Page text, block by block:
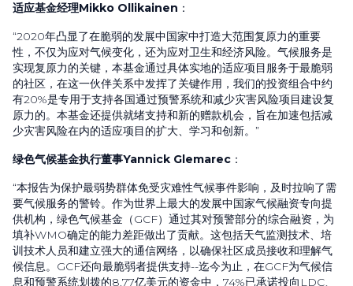
适应基金经理Mikko Ollikainen ：
“2020年凸显了在脆弱的发展中国家中打造大范围复原力的重要
性，不仅为应对气候变化，还为应对卫生和经济风险。气候服务是
实现复原力的关键，本基金通过具体实地的适应项目服务于最脆弱
的社区，在这一伙伴关系中发挥了关键作用，我们的投资组合中约
有20%是专用于支持各国通过预警系统和减少灾害风险项目建设复
原力的。本基金还提供就绪支持和新的赠款机会，旨在加速包括减
少灾害风险在内的适应项目的扩大、学习和创新。”
绿色气候基金执行董事Yannick Glemarec ：
“本报告为保护最弱势群体免受灾难性气候事件影响，及时拉响了需
要气候服务的警铃。作为世界上最大的发展中国家气候融资专向提
供机构，绿色气候基金（GCF）通过其对预警部分的综合融资，为
填补WMO确定的能力差距做出了贡献。这包括天气监测技术、培
训技术人员和建立强大的通信网络，以确保社区成员接收和理解气
候信息。 GCF还向最脆弱者提供支持--迄今为止，在GCF为气候信
息和预警系统划拨的8.77亿美元的资金中， 74%已承诺投向 LDC、